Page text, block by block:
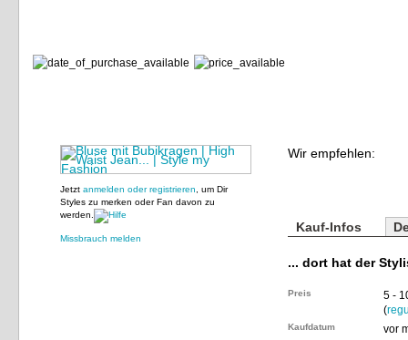
Jetzt anmelden oder registrieren , um Dir
Styles zu merken oder Fan davon zu
werden.
Missbrauch melden
Wir empfehlen:
Kauf-Infos
... dort hat der
Preis
5 -
(
Kaufdatum vor